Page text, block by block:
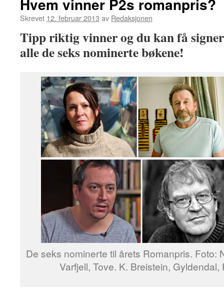
Hvem vinner P2s romanpris?
Skrevet 12. februar 2013 av Redaksjonen
Tipp riktig vinner og du kan få
alle de seks nominerte bøkene!
De seks nominerte til årets Romanpris. Foto:
Varfjell, Tove. K. Breistein,